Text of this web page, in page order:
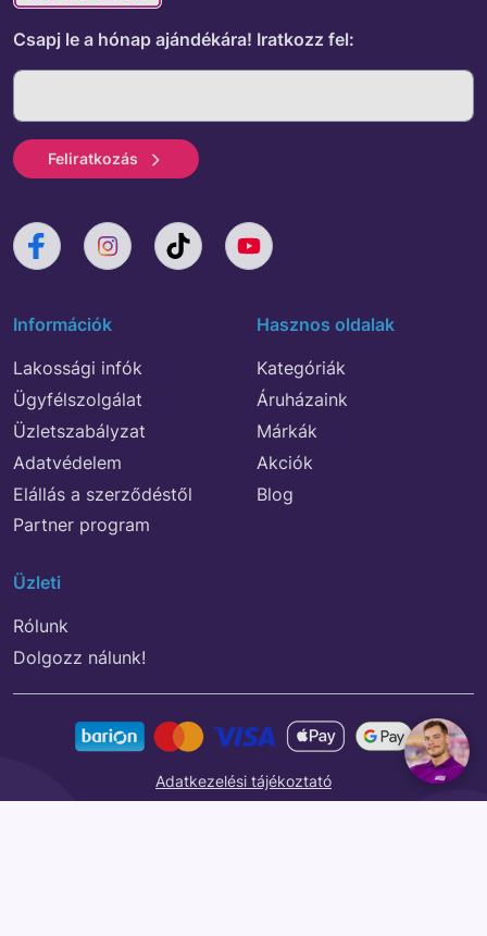
Csapj le a hónap ajándékára! Iratkozz fel:
Feliratkozás
Információk
Lakossági infók
Ügyfélszolgálat
Üzletszabályzat
Adatvédelem
Elállás a szerződéstől
Partner program
Hasznos oldalak
Kategóriák
Áruházaink
Márkák
Akciók
Blog
Üzleti
Rólunk
Dolgozz nálunk!
Adatkezelési tájékoztató